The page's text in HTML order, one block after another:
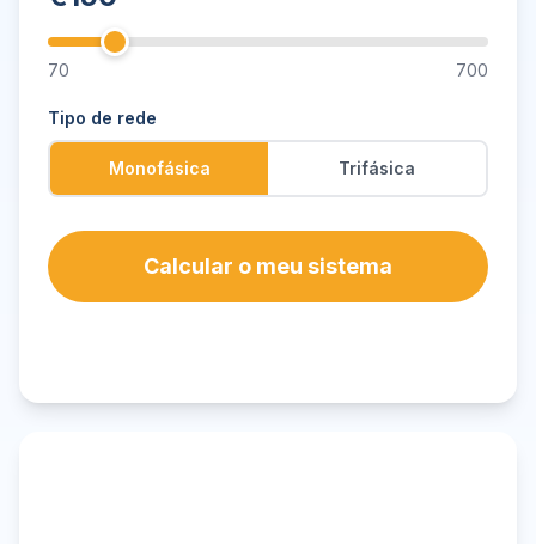
70 700
Tipo de rede
Monofásica Trifásica
Calcular o meu sistema